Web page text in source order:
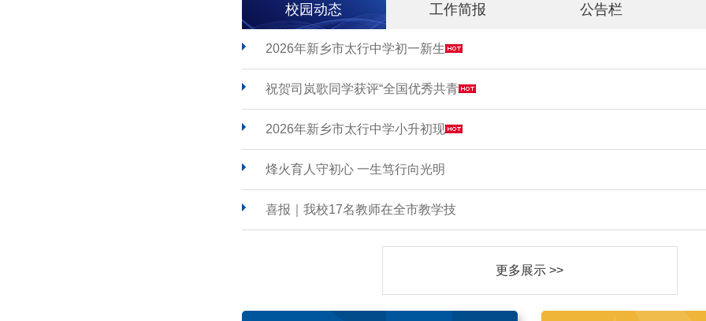
校园动态 工作简报 公告栏
2026年新乡市太行中学初一新生
祝贺司岚歌同学获评“全国优秀共青
2026年新乡市太行中学小升初现
烽火育人守初心 一生笃行向光明
喜报｜我校17名教师在全市教学技
更多展示 >>